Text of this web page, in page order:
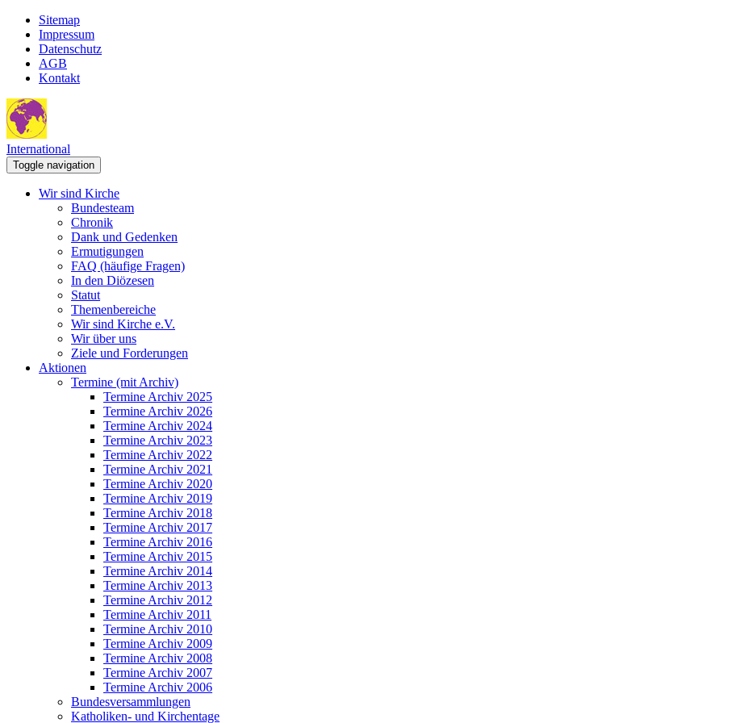
Sitemap
Impressum
Datenschutz
AGB
Kontakt
International
Toggle navigation
Wir sind Kirche
Bundesteam
Chronik
Dank und Gedenken
Ermutigungen
FAQ (häufige Fragen)
In den Diözesen
Statut
Themenbereiche
Wir sind Kirche e.V.
Wir über uns
Ziele und Forderungen
Aktionen
Termine (mit Archiv)
Termine Archiv 2025
Termine Archiv 2026
Termine Archiv 2024
Termine Archiv 2023
Termine Archiv 2022
Termine Archiv 2021
Termine Archiv 2020
Termine Archiv 2019
Termine Archiv 2018
Termine Archiv 2017
Termine Archiv 2016
Termine Archiv 2015
Termine Archiv 2014
Termine Archiv 2013
Termine Archiv 2012
Termine Archiv 2011
Termine Archiv 2010
Termine Archiv 2009
Termine Archiv 2008
Termine Archiv 2007
Termine Archiv 2006
Bundesversammlungen
Katholiken- und Kirchentage